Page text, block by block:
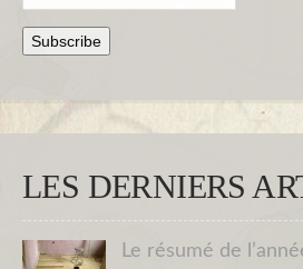
LES DERNIERS
Le résumé de